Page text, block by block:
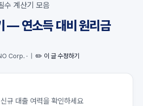
수 계산기 모음
— 연소득 대비 원리금
Corp. · ✏️ 이 글 수정하기
규 대출 여력을 확인하세요